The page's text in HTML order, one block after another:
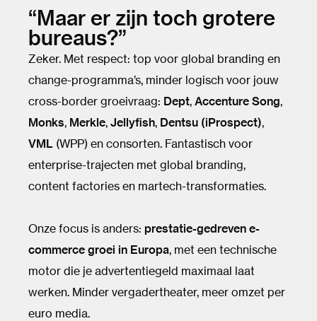
“Maar er zijn toch grotere
bureaus?”
Zeker. Met respect: top voor global branding en
change-programma’s, minder logisch voor jouw
cross-border groeivraag: Dept, Accenture Song,
Monks, Merkle, Jellyfish, Dentsu (iProspect),
VML (WPP) en consorten. Fantastisch voor
enterprise-trajecten met global branding,
content factories en martech-transformaties.
Onze focus is anders: prestatie-gedreven e-
commerce groei in Europa, met een technische
motor die je advertentiegeld maximaal laat
werken. Minder vergadertheater, meer omzet per
euro media.